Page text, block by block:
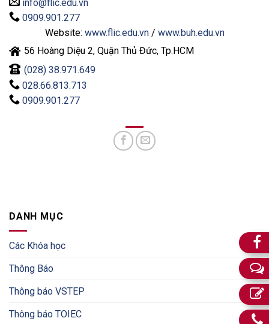
info@flic.edu.vn
0909.901.277
Website: www.flic.edu.vn/ www.buh.edu.vn
56 Hoàng Diệu 2, Quận Thủ Đức, Tp.HCM
(028) 38.971.649
028.66.813.713
0909.901.277
DANH MỤC
Các Khóa học
Thông Báo
Thông báo VSTEP
Thông báo TOIEC